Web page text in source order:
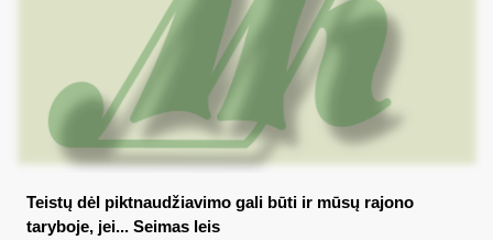
Teistų dėl piktnaudžiavimo gali būti ir mūsų rajono
taryboje, jei... Seimas leis